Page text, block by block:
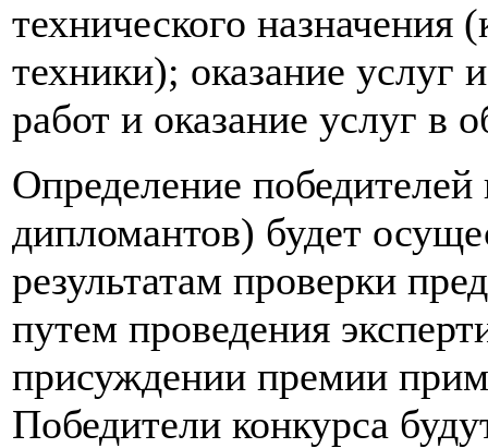
технического
техники); оказание услуг
работ и оказание услуг в
Определение победителей
дипломантов) будет
результатам проверки
путем проведения
присуждении премии
Победители конкурса